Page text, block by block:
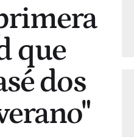
que
dos